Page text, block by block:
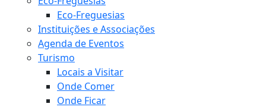
Eco-Freguesias
Instituições e Associações
Agenda de Eventos
Turismo
Locais a Visitar
Onde Comer
Onde Ficar